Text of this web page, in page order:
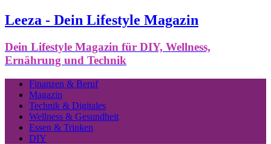
Leeza - Dein Lifestyle Magazin
Dein Lifestyle Magazin für DIY, Wellness,
Ernährung und Technik
Finanzen & Beruf
Magazin
Technik & Digitales
Wellness & Gesundheit
Essen & Trinken
DIY